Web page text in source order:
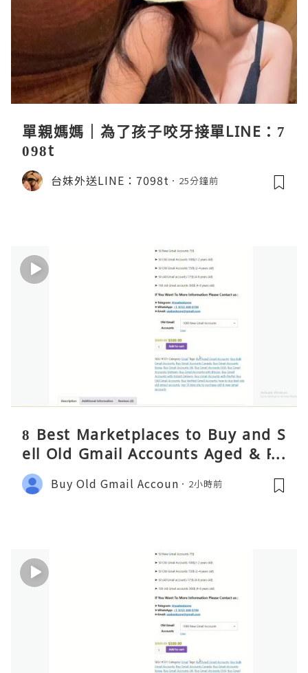
單親媽媽｜為了孩子咬牙接單LINE：7
098t
台妹外送LINE：7098t 25分鐘前
8 Best Marketplaces to Buy and S
ell Old Gmail Accounts Aged & PV
A Safely (Any Country) – 2026 Gui
de
Buy Old Gmail Accoun 2小時前